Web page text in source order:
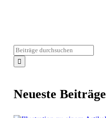
Neueste Beiträge